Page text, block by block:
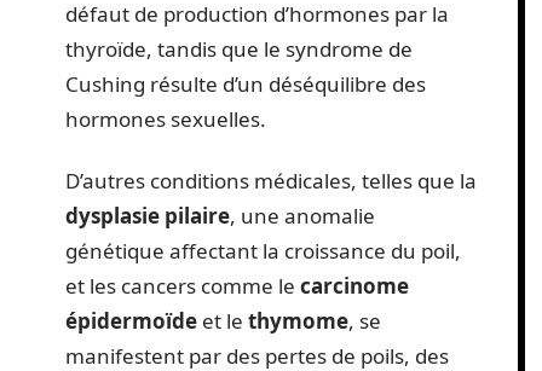
défaut de production d’hormones par la
thyroïde, tandis que le syndrome de
Cushing résulte d’un déséquilibre des
hormones sexuelles.
D’autres conditions médicales, telles que la
dysplasie pilaire, une anomalie
génétique affectant la croissance du poil,
et les cancers comme le carcinome
épidermoïde et le thymome, se
manifestent par des pertes de poils, des